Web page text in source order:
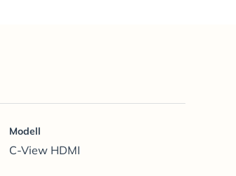
Modell
C-View HDMI